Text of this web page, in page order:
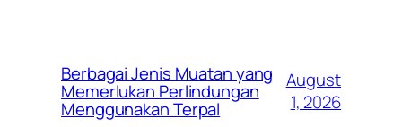
Berbagai Jenis Muatan yang
Memerlukan Perlindungan
Menggunakan Terpal
August
1, 2026